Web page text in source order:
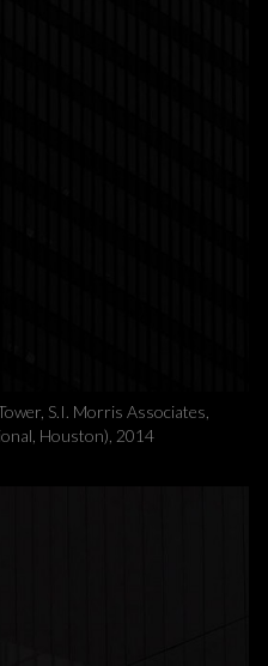
S.I. Morris Associates,
Houston), 2014